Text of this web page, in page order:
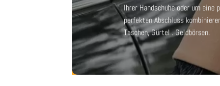
Ihrer Handschuhe oder um
perfekten Abschluss
Taschen,Gürtel.Geldbörsen.